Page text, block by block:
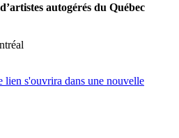
autogérés du Québec
lien s'ouvrira dans une nouvelle